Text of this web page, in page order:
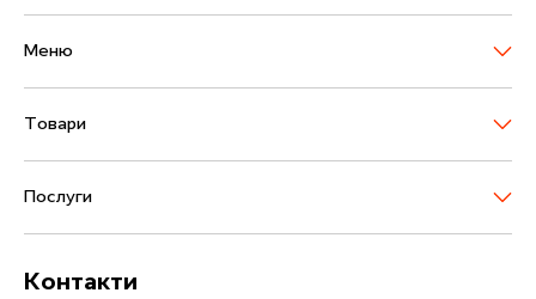
Меню
Товари
Послуги
Контакти